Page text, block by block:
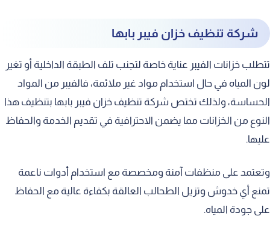
شركة تنظيف خزان فيبر بابها
تتطلب خزانات الفيبر عناية خاصة لتجنب تلف الطبقة الداخلية أو تغير
لون المياه في حال استخدام مواد غير ملائمة، فالفيبر من المواد
الحساسة، ولذلك تختص شركة تنظيف خزان فيبر بابها بتنظيف هذا
النوع من الخزانات مما يضمن الاحترافية في تقديم الخدمة والحفاظ
عليها.
وتعتمد على منظفات آمنة ومخصصة مع استخدام أدوات ناعمة
تمنع أي خدوش وتزيل الطحالب العالقة بكفاءة عالية مع الحفاظ
على جودة المياه.